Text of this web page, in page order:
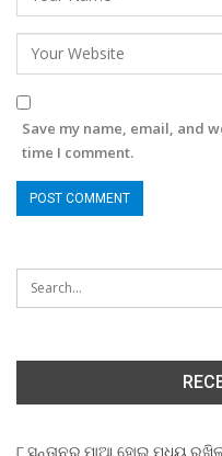
Save my name, email, and
time I comment.
୮ ସନ୍ତାନର ମାଆ ହୋଇ ମଧ୍ୟ